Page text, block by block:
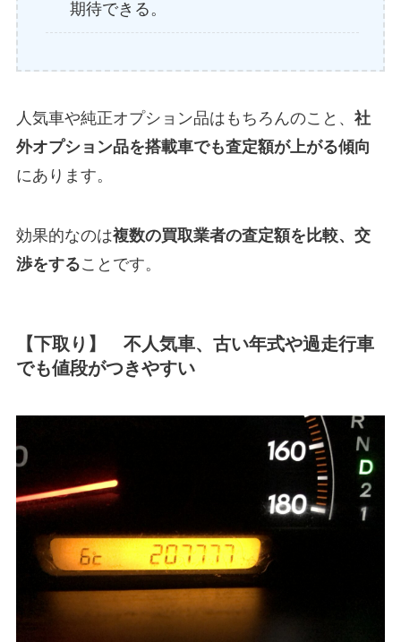
期待できる。
人気車や純正オプション品はもちろんのこと、 社
外オプション品を搭載車でも査定額が上がる傾向
にあります。
効果的なのは複数の買取業者の査定額を比較、交
渉をすることです。
【下取り】 不人気車、古い年式や過走行車
でも値段がつきやすい